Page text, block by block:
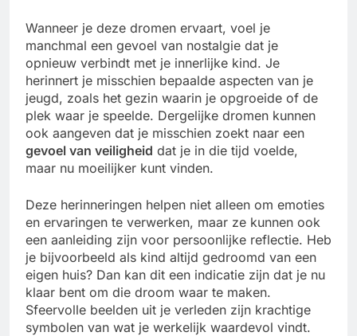
Wanneer je deze dromen ervaart, voel je
manchmal een gevoel van nostalgie dat je
opnieuw verbindt met je innerlijke kind. Je
herinnert je misschien bepaalde aspecten van je
jeugd, zoals het gezin waarin je opgroeide of de
plek waar je speelde. Dergelijke dromen kunnen
ook aangeven dat je misschien zoekt naar een
gevoel van veiligheid dat je in die tijd voelde,
maar nu moeilijker kunt vinden.
Deze herinneringen helpen niet alleen om emoties
en ervaringen te verwerken, maar ze kunnen ook
een aanleiding zijn voor persoonlijke reflectie. Heb
je bijvoorbeeld als kind altijd gedroomd van een
eigen huis? Dan kan dit een indicatie zijn dat je nu
klaar bent om die droom waar te maken.
Sfeervolle beelden uit je verleden zijn krachtige
symbolen van wat je werkelijk waardevol vindt.